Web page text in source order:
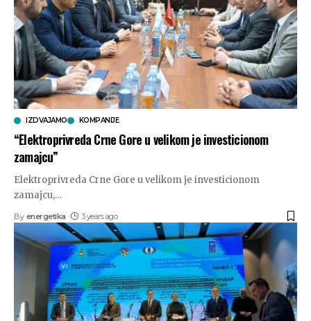
IZDVAJAMO KOMPANIJE
“Elektroprivreda Crne Gore u velikom je investicionom
zamajcu”
Elektroprivreda Crne Gore u velikom je investicionom
zamajcu,…
By energetika 3 years ago